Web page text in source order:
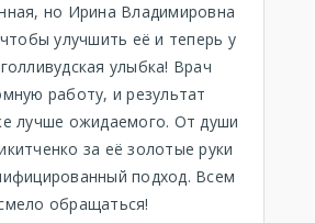
но Ирина Владимировна
улучшить её и теперь у
улыбка! Врач
работу, и результат
лучше ожидаемого. От души
за её золотые руки
подход. Всем
обращаться!